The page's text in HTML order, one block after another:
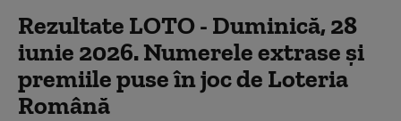
Rezultate LOTO - Duminică, 28
iunie 2026. Numerele extrase și
premiile puse în joc de Loteria
Română